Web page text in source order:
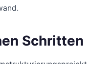
Schritten